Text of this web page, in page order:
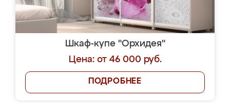
Шкаф-купе "Орхидея"
Цена: от 46 000 руб.
ПОДРОБНЕЕ